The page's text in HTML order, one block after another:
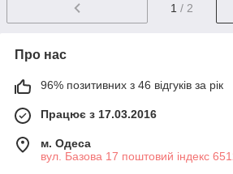
1 / 2
Про нас
96% позитивних з 46 відгуків за рік
Працює з 17.03.2016
м. Одеса
вул. Базова 17 поштовий індекс